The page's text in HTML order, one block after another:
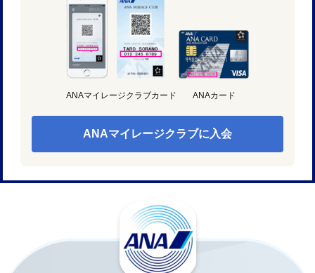
ANAマイレージクラブカード ANAカード
ANAマイレージクラブに入会